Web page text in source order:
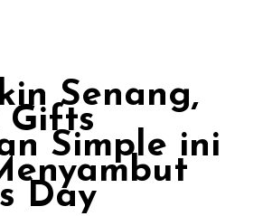
Senang,
Gifts
Simple ini
Day